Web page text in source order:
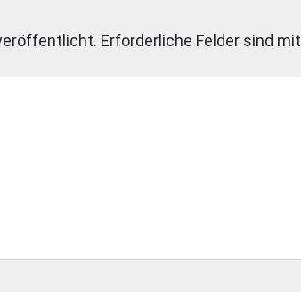
Erforderliche Felder sind mit